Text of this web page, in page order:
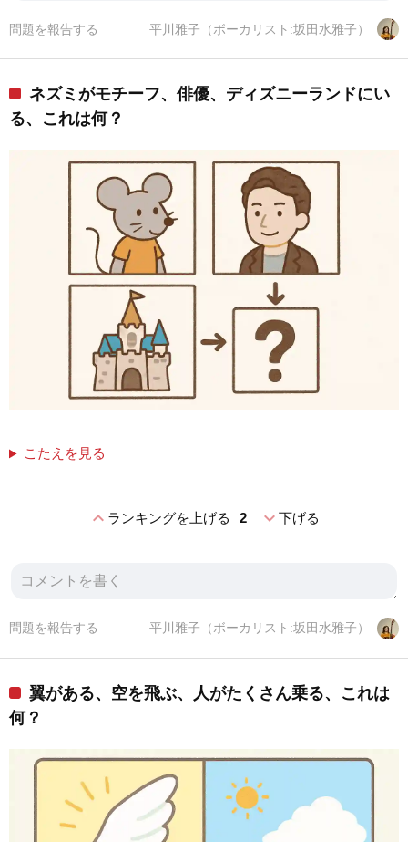
平川雅子（ボーカリスト:坂田水雅子）
問題を報告する
ネズミがモチーフ、俳優、ディズニーランドにい
る、これは何？
こたえを見る
expand_lessランキングを上げる 2 expand_more下げる
平川雅子（ボーカリスト:坂田水雅子）
問題を報告する
翼がある、空を飛ぶ、人がたくさん乗る、これは
何？